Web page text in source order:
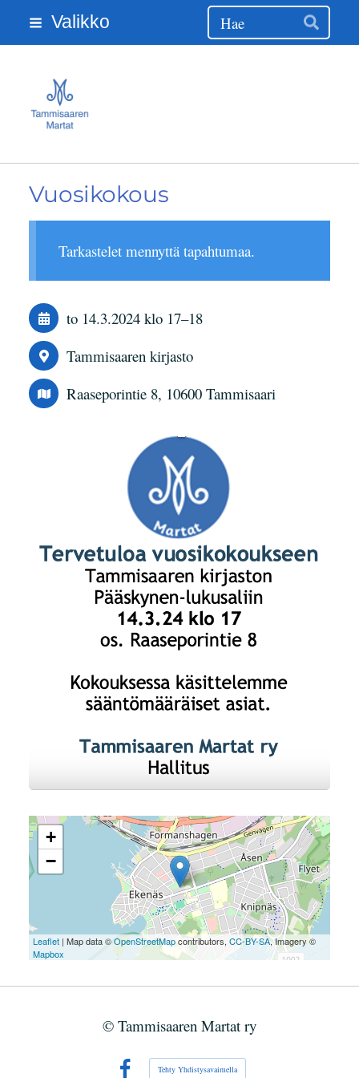
Siirry
sivun
Valikko
Hae
Tammisaaren Martat ry
Vuosikokous
Tarkastelet mennyttä tapahtumaa.
to 14.3.2024 klo 17–18
Tammisaaren kirjasto
Raaseporintie 8, 10600 Tammisaari
+
−
Leaflet| Map data ©OpenStreetMapcontributors, CC-BY-SA, Imagery ©
Mapbox
© Tammisaaren Martat ry
Tehty Yhdistysavaimella